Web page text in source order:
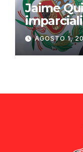
Jaime
de
AGOSTO 1,